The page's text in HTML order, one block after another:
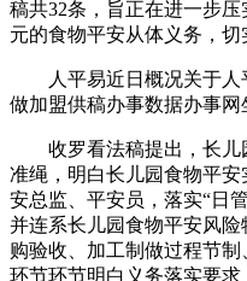
稿共32条，旨正在进一步
元的食物平安从体义务，切
人平易近日概况关于人
做加盟供稿办事数据办事网
收罗看法稿提出，长儿
准绳，明白长儿园食物平
安总监、平安员，落实“日
并连系长儿园食物平安风
购验收、加工制做过程节
环节环节明白义务落实要